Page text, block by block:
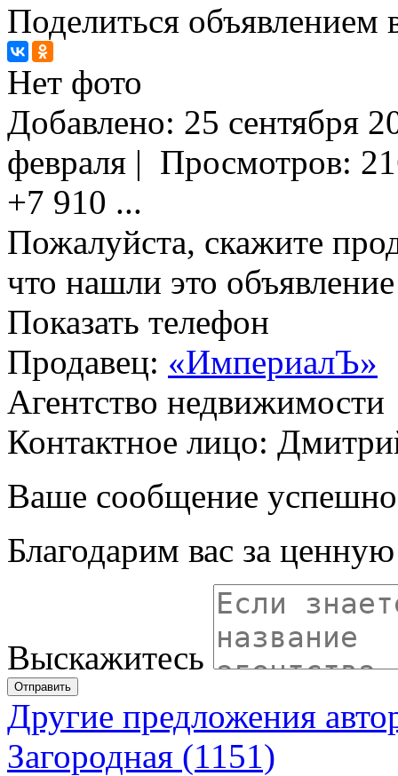
Поделиться объявлением
Нет фото
Добавлено: 25 сентября
февраля | Просмотров:
+7 910 ...
Пожалуйста, скажите
что нашли это
Показать телефон
Продавец: «ИмпериалЪ»
Агентство недвижимости
Контактное лицо:
Ваше сообщение успешно
Благодарим вас за
Выскажитесь
Отправить
Другие предложения
Загородная (1151)